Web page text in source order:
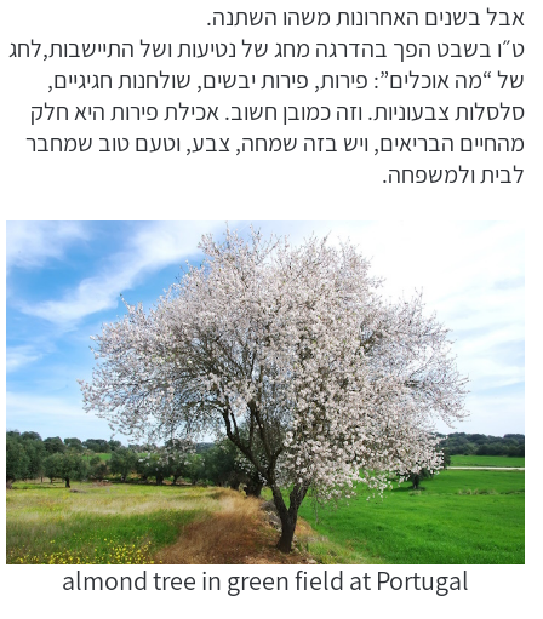
אבל בשנים האחרונות משהו השתנה.
ט״ו בשבט הפך בהדרגה מחג של נטיעות ושל התיישבות,לחג
של “מה אוכלים”: פירות, פירות יבשים, שולחנות חגיגיים,
סלסלות צבעוניות. וזה כמובן חשוב. אכילת פירות היא חלק
מהחיים הבריאים, ויש בזה שמחה, צבע, וטעם טוב שמחבר
לבית ולמשפחה.
almond tree in green field at Portugal